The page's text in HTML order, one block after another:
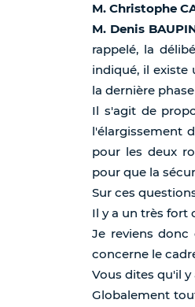
M. Christophe
M. Denis
rappelé, la
indiqué, il existe
la dernière
Il s'agit de
l'élargissement
pour les deux
pour que la
Sur ces
Il y a un très fort
Je reviens
concerne le
Vous dites qu'il y
Globalement